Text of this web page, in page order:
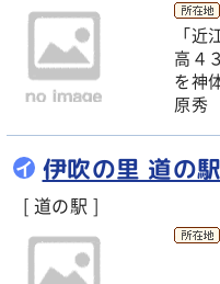
「
高４
を神
原秀
イ 伊吹の里 道の駅
[ 道の駅 ]